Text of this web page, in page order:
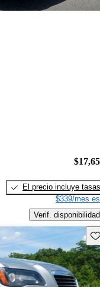
El precio incluye tasas
$339/mes
Verif. disponibilidad